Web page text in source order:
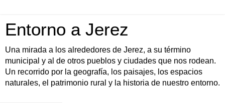
Entorno a Jerez
Una mirada a los alrededores de Jerez, a su término
municipal y al de otros pueblos y ciudades que nos rodean.
Un recorrido por la geografía, los paisajes, los espacios
naturales, el patrimonio rural y la historia de nuestro entorno.